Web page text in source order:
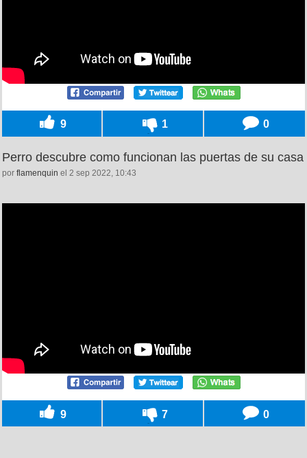
9 1 0
Perro descubre como funcionan las puertas de su casa
por flamenquin el 2 sep 2022, 10:43
9 7 0